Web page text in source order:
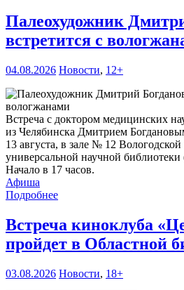
Палеохудожник
встретится с
04.08.2026 Новости, 12+
Встреча с доктором медицинских
из Челябинска Дмитрием
13 августа, в зале № 12 Вологодской
универсальной научной
Начало в 17 часов.
Афиша
Подробнее
Встреча киноклуба
пройдет в Областной
03.08.2026 Новости, 18+